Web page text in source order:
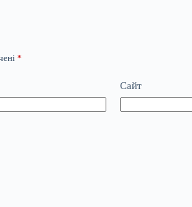
*
Сайт